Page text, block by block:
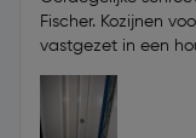
Fischer. Kozijnen
vastgezet in een
in t kozijn.